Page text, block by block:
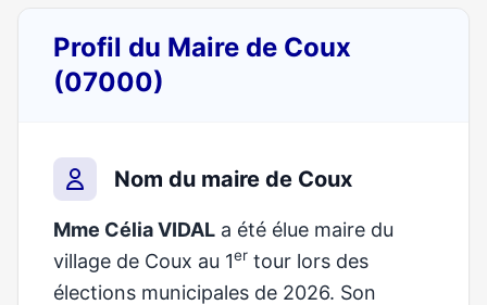
Profil du Maire de Coux
(07000)
Nom du maire de Coux
Mme Célia VIDAL a été élue maire du
village de Coux au 1er tour lors des
élections municipales de 2026. Son